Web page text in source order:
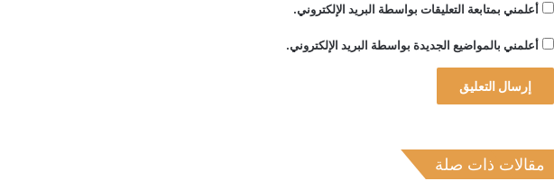
أعلمني بمتابعة التعليقات بواسطة البريد الإلكتروني.
أعلمني بالمواضيع الجديدة بواسطة البريد الإلكتروني.
مقالات ذات صلة